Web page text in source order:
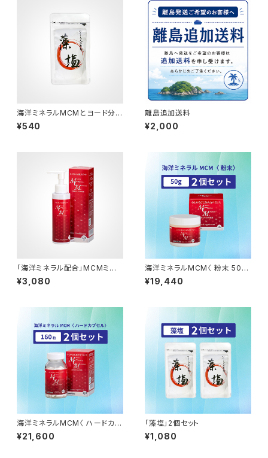
海洋ミネラルMCMとヨード分を
補う昆布粉末を配合「藻塩」
¥540
離島追加送料
¥2,000
「海洋ミネラル配合」MCMミネ
ラルスキン・コンディショナー〈美
容液〉
¥3,080
海洋ミネラルMCM〈 粉末 50g
〉2個セット
¥19,440
海洋ミネラルMCM〈 ハードカプ
セル 〉2個セット
¥21,600
「藻塩」2個セット
¥1,080